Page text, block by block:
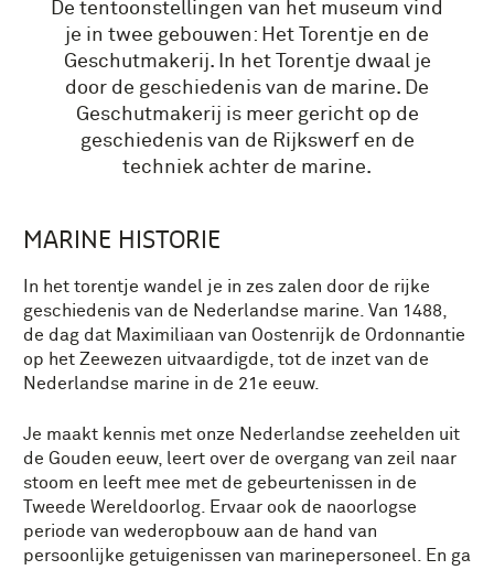
De tentoonstellingen van het museum vind
je in twee gebouwen: Het Torentje en de
Geschutmakerij. In het Torentje dwaal je
door de geschiedenis van de marine. De
Geschutmakerij is meer gericht op de
geschiedenis van de Rijkswerf en de
techniek achter de marine.
MARINE HISTORIE
In het torentje wandel je in zes zalen door de rijke
geschiedenis van de Nederlandse marine. Van 1488,
de dag dat Maximiliaan van Oostenrijk de Ordonnantie
op het Zeewezen uitvaardigde, tot de inzet van de
Nederlandse marine in de 21e eeuw.
Je maakt kennis met onze Nederlandse zeehelden uit
de Gouden eeuw, leert over de overgang van zeil naar
stoom en leeft mee met de gebeurtenissen in de
Tweede Wereldoorlog. Ervaar ook de naoorlogse
periode van wederopbouw aan de hand van
persoonlijke getuigenissen van marinepersoneel. En ga